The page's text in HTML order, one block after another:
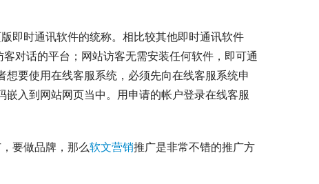
即时通讯软件的统称。相比较其他即时通讯软件
对话的平台；网站访客无需安装任何软件，即可通
要使用在线客服系统，必须先向在线客服系统申
入到网站网页当中。用申请的帐户登录在线客服
要做品牌，那么
软文营销推广是非常不错的推广方